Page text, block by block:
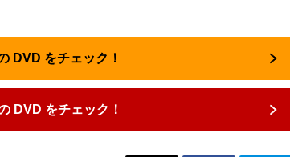
DVD をチェック！
DVD をチェック！